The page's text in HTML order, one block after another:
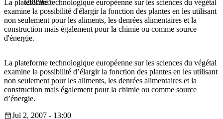
La plateforme technologique européenne sur les sciences du végétal
examine la possibilité d'élargir la fonction des plantes en les utilisant
non seulement pour les aliments, les denrées alimentaires et la
construction mais également pour la chimie ou comme source
d'énergie.
La plateforme technologique européenne sur les sciences du végétal
examine la possibilité d’élargir la fonction des plantes en les utilisant
non seulement pour les aliments, les denrées alimentaires et la
construction mais également pour la chimie ou comme source
d’énergie.
Jul 2, 2007 - 13:00